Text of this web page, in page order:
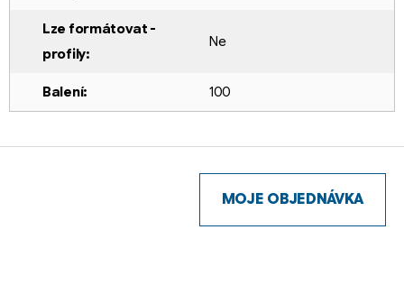
Lze formátovat -
profily:
Ne
Balení: 100
MOJE OBJEDNÁVKA